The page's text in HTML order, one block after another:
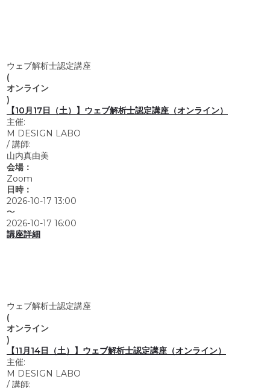
ウェブ解析士認定講座
(
オンライン
)
【10月17日（土）】ウェブ解析士認定講座（オンライン）
主催:
M DESIGN LABO
/ 講師:
山内真由美
会場：
Zoom
日時：
2026-10-17 13:00
〜
2026-10-17 16:00
講座詳細
ウェブ解析士認定講座
(
オンライン
)
【11月14日（土）】ウェブ解析士認定講座（オンライン）
主催:
M DESIGN LABO
/ 講師: